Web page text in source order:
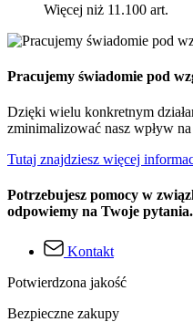
Więcej niż 11.100 art.
Pracujemy świadomie pod
Dzięki wielu konkretnym
zminimalizować nasz wpływ
Tutaj znajdziesz więcej
Potrzebujesz pomocy w
odpowiemy na Twoje pytania.
Kontakt
Potwierdzona jakość
Bezpieczne zakupy